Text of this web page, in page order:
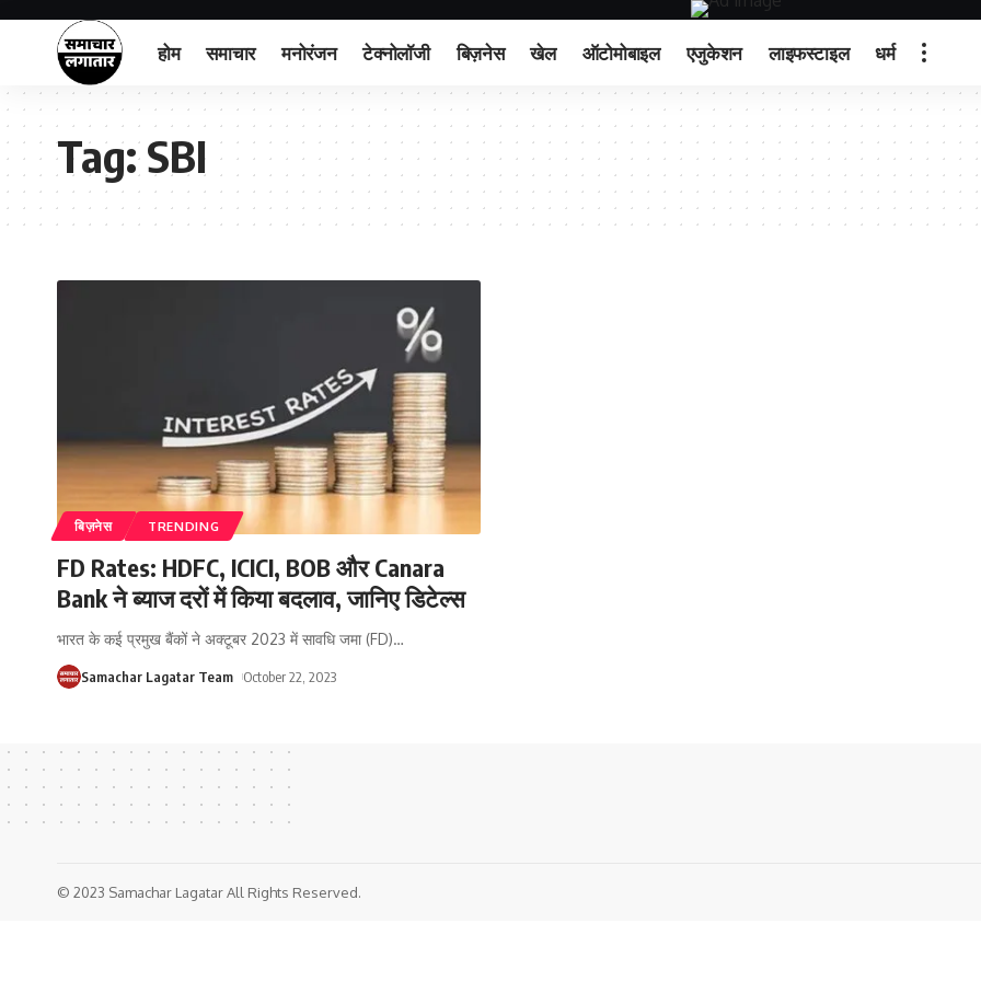
होम समाचार मनोरंजन टेक्नोलॉजी बिज़नेस खेल ऑटोमोबाइल एजुकेशन लाइफस्टाइल धर्म
Tag:SBI
बिज़नेस TRENDING
FD Rates: HDFC, ICICI, BOB और Canara
Bank ने ब्याज दरों में किया बदलाव, जानिए डिटेल्स
भारत के कई प्रमुख बैंकों ने अक्टूबर 2023 में सावधि जमा (FD)…
Samachar Lagatar Team October 22, 2023
© 2023 Samachar Lagatar All Rights Reserved.